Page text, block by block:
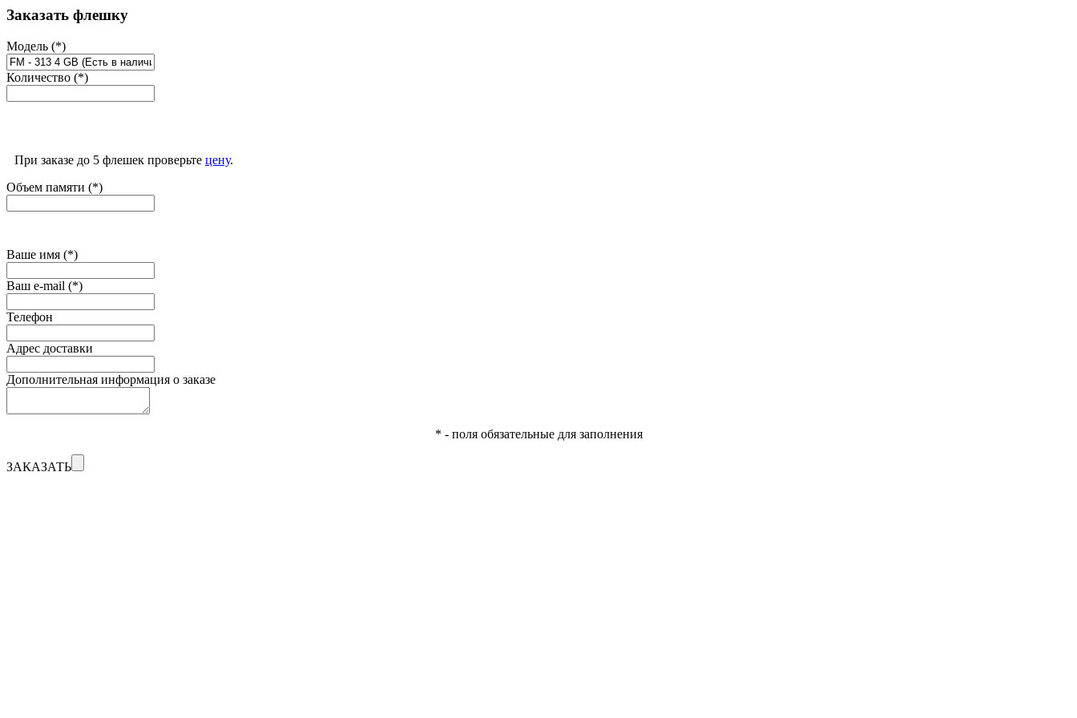
Заказать флешку
Модель (*)
Количество (*)
При заказе до 5 флешек проверьте цену.
Объем памяти (*)
Ваше имя (*)
Ваш e-mail (*)
Телефон
Адрес доставки
Дополнительная информация о заказе
* - поля обязательные для заполнения
ЗАКАЗАТЬ